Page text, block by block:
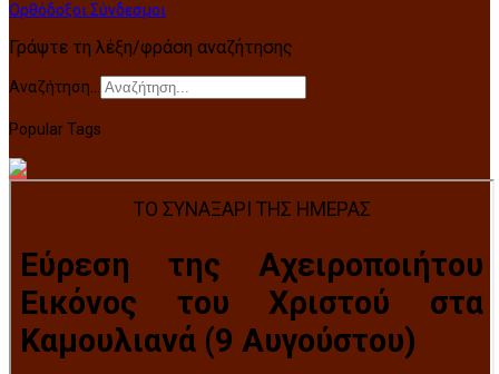
Ορθόδοξοι Σύνδεσμοι
Γράψτε τη λέξη/φράση αναζήτησης
Αναζήτηση...
Popular Tags